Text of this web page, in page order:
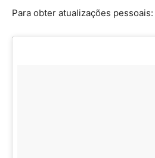
Para obter atualizações pessoais: